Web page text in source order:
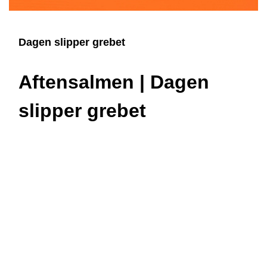
Dagen slipper grebet
Aftensalmen | Dagen
slipper grebet